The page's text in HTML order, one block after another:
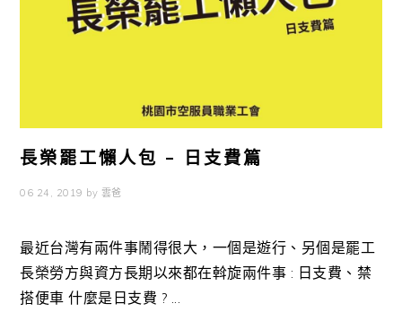
長榮罷工懶人包 – 日支費篇
06 24, 2019 by 雲爸
最近台灣有兩件事鬧得很大，一個是遊行、另個是罷工
長榮勞方與資方長期以來都在斡旋兩件事 : 日支費、禁
搭便車 什麼是日支費 ? ...